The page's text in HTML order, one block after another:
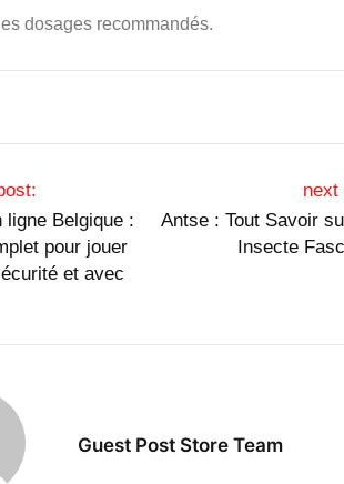
dosages recommandés.
ligne Belgique :
pour jouer
et avec
next
Antse : Tout Savoir
Insecte
Guest Post Store Team